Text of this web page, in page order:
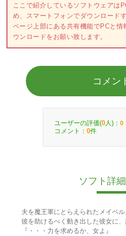
ここで紹介しているソフトウェアは
め、スマートフォンでダウンロード
ページ上部にある共有機能でPCと
ウンロードをお願い致します。
コメン
ユーザーの評価(0 人)： 0
コメント： 0件
ソフト詳
夫を魔王軍にとらえられたメイベル
彼を助けるべく動き出した彼女に、
『・・・力を求めるか、女よ』